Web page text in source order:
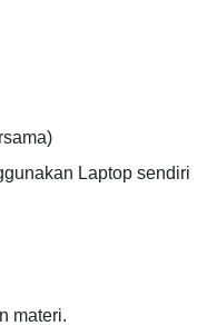
Laptop sendiri
materi.